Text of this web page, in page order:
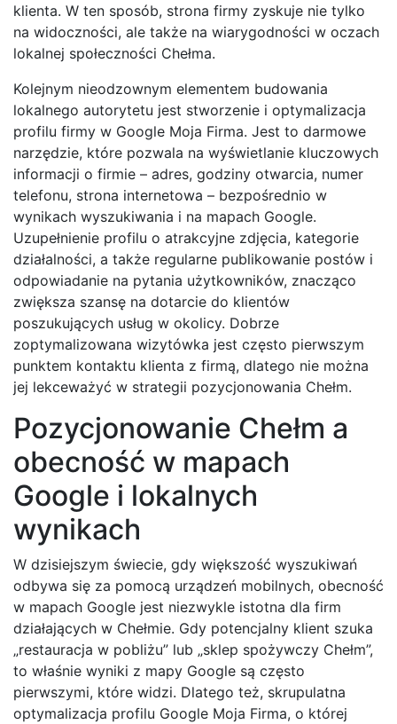
klienta. W ten sposób, strona firmy zyskuje nie tylko
na widoczności, ale także na wiarygodności w oczach
lokalnej społeczności Chełma.
Kolejnym nieodzownym elementem budowania
lokalnego autorytetu jest stworzenie i optymalizacja
profilu firmy w Google Moja Firma. Jest to darmowe
narzędzie, które pozwala na wyświetlanie kluczowych
informacji o firmie – adres, godziny otwarcia, numer
telefonu, strona internetowa – bezpośrednio w
wynikach wyszukiwania i na mapach Google.
Uzupełnienie profilu o atrakcyjne zdjęcia, kategorie
działalności, a także regularne publikowanie postów i
odpowiadanie na pytania użytkowników, znacząco
zwiększa szansę na dotarcie do klientów
poszukujących usług w okolicy. Dobrze
zoptymalizowana wizytówka jest często pierwszym
punktem kontaktu klienta z firmą, dlatego nie można
jej lekceważyć w strategii pozycjonowania Chełm.
Pozycjonowanie Chełm a
obecność w mapach
Google i lokalnych
wynikach
W dzisiejszym świecie, gdy większość wyszukiwań
odbywa się za pomocą urządzeń mobilnych, obecność
w mapach Google jest niezwykle istotna dla firm
działających w Chełmie. Gdy potencjalny klient szuka
„restauracja w pobliżu” lub „sklep spożywczy Chełm”,
to właśnie wyniki z mapy Google są często
pierwszymi, które widzi. Dlatego też, skrupulatna
optymalizacja profilu Google Moja Firma, o której